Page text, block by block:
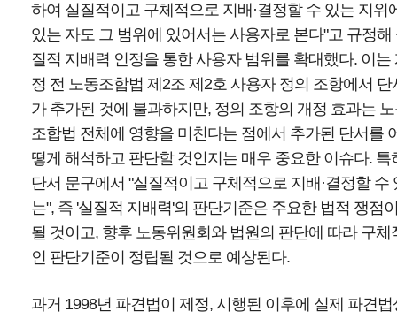
하여 실질적이고 구체적으로 지배·결정할 수 있는 지위
있는 자도 그 범위에 있어서는 사용자로 본다"고 규정해
질적 지배력 인정을 통한 사용자 범위를 확대했다. 이는
정 전 노동조합법 제2조 제2호 사용자 정의 조항에서 단
가 추가된 것에 불과하지만, 정의 조항의 개정 효과는
조합법 전체에 영향을 미친다는 점에서 추가된 단서를
떻게 해석하고 판단할 것인지는 매우 중요한 이슈다. 특
단서 문구에서 "실질적이고 구체적으로 지배·결정할 수
는", 즉 '실질적 지배력'의 판단기준은 주요한 법적 쟁점
될 것이고, 향후 노동위원회와 법원의 판단에 따라 구체
인 판단기준이 정립될 것으로 예상된다.
과거 1998년 파견법이 제정, 시행된 이후에 실제 파견법